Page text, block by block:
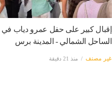
إقبال كبير على حفل عمرو دياب في
الساحل الشمالي - المدينة برس
غير مصنف منذ 21 دقيقة